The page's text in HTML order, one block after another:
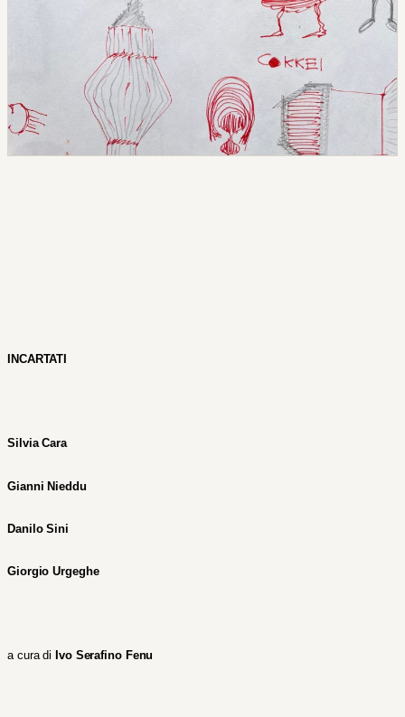
INCARTATI
Silvia Cara
Gianni Nieddu
Danilo Sini
Giorgio Urgeghe
a cura di Ivo Serafino Fenu